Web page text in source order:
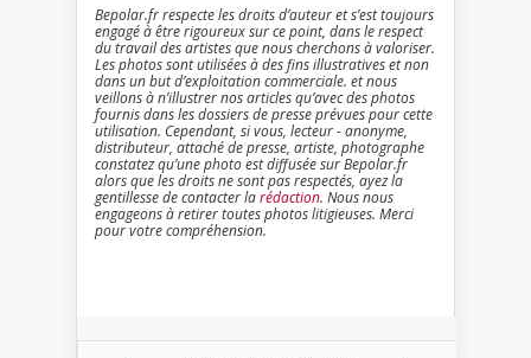
Bepolar.fr respecte les droits d’auteur et s’est toujours
engagé à être rigoureux sur ce point, dans le respect
du travail des artistes que nous cherchons à valoriser.
Les photos sont utilisées à des fins illustratives et non
dans un but d’exploitation commerciale. et nous
veillons à n’illustrer nos articles qu’avec des photos
fournis dans les dossiers de presse prévues pour cette
utilisation. Cependant, si vous, lecteur - anonyme,
distributeur, attaché de presse, artiste, photographe
constatez qu’une photo est diffusée sur Bepolar.fr
alors que les droits ne sont pas respectés, ayez la
gentillesse de contacter larédaction. Nous nous
engageons à retirer toutes photos litigieuses. Merci
pour votre compréhension.